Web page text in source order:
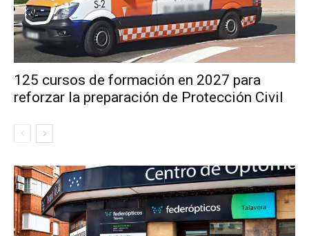
125 cursos de formación en 2027 para
reforzar la preparación de Protección Civil